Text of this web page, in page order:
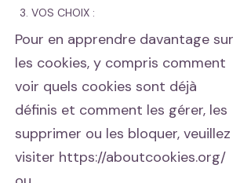
3. VOS CHOIX :
Pour en apprendre davantage sur
les cookies, y compris comment
voir quels cookies sont déjà
définis et comment les gérer, les
supprimer ou les bloquer, veuillez
visiter https://aboutcookies.org/